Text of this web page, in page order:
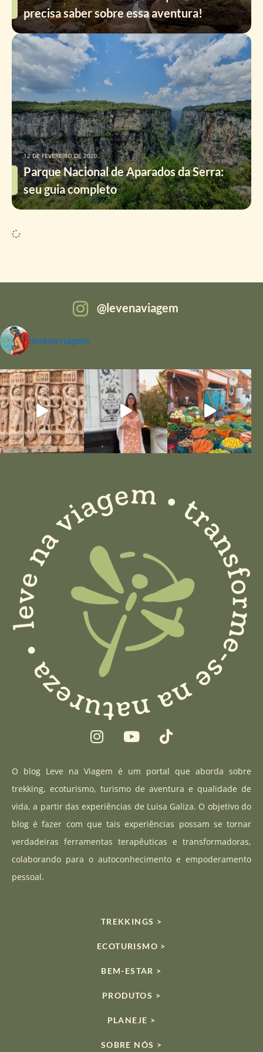
precisa saber sobre essa aventura!
Parque Nacional de Aparados da Serra:
seu guia completo
12 DE FEVEREIRO DE 2020
levenaviagem
levenaviagem
I
n
t
a
g
a
m
Y
o
t
u
b
T
i
t
o
k
O blog Leve na Viagem é um portal que aborda sobre
trekking, ecoturismo, turismo de aventura e qualidade de
vida, a partir das experiências de Luisa Galiza. O objetivo do
blog é fazer com que tais experiências possam se tornar
verdadeiras ferramentas terapêuticas e transformadoras,
colaborando para o autoconhecimento e empoderamento
pessoal.
TREKKINGS >
ECOTURISMO >
BEM-ESTAR >
PRODUTOS >
PLANEJE >
SOBRE NÓS >